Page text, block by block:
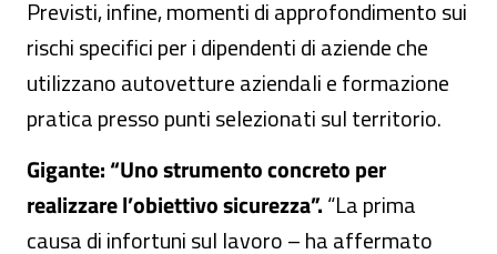
Previsti, infine, momenti di approfondimento sui
rischi specifici per i dipendenti di aziende che
utilizzano autovetture aziendali e formazione
pratica presso punti selezionati sul territorio.
Gigante: “Uno strumento concreto per
realizzare l’obiettivo sicurezza”.“La prima
causa di infortuni sul lavoro – ha affermato